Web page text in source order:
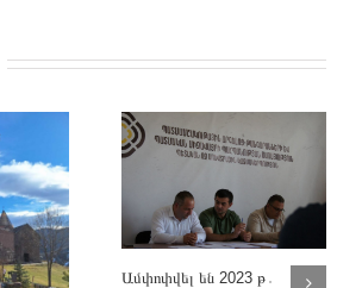
Ամփոփվել են 2023 թ․